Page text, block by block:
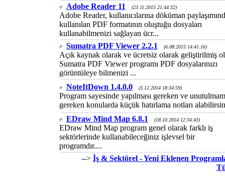
Adobe Reader 11
(23.11.2015 21:44:32)
Adobe Reader, kullanıcılarına döküman
kullanılan PDF formatının oluştuğu dosyaları
kullanabilmenizi sağlayan ücr...
Sumatra PDF Viewer 2.2.1
(6.08.2015 14:41:16)
Açık kaynak olarak ve ücretsiz olarak geliştirilmiş
Sumatra PDF Viewer programı PDF dosyalarınızı
görüntüleye bilmenizi ...
NoteItDown 1.4.0.0
(3.12.2014 18:34:59)
Program sayesinde yapılması gereken ve
gereken konularda küçük hatırlama notları
EDraw Mind Map 6.8.1
(18.10.2014 12:34:43)
EDraw Mind Map program genel olarak farklı iş
sektörlerinde kullanabileceğiniz işlevsel bir
programdır....
--> İş & Sektörel - Yeni Eklenen